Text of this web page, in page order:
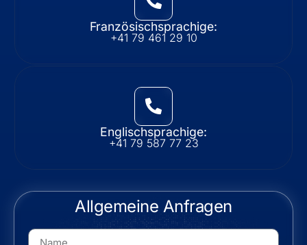
Französischsprachige:
+41 79 461 29 10
Englischsprachige:
+41 79 587 77 23
Allgemeine Anfragen